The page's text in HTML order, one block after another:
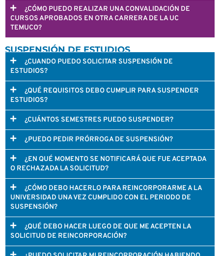
¿CÓMO PUEDO REALIZAR UNA CONVALIDACIÓN DE
CURSOS APROBADOS EN OTRA CARRERA DE LA UC
TEMUCO?
SUSPENSIÓN DE ESTUDIOS
¿CUANDO PUEDO SOLICITAR SUSPENSIÓN DE
ESTUDIOS?
¿QUÉ REQUISITOS DEBO CUMPLIR PARA SUSPENDER
ESTUDIOS?
¿CUÁNTOS SEMESTRES PUEDO SUSPENDER?
¿PUEDO PEDIR PRÓRROGA DE SUSPENSIÓN?
¿EN QUÉ MOMENTO SE NOTIFICARÁ QUE FUE ACEPTADA
O RECHAZADA LA SOLICITUD?
¿CÓMO DEBO HACERLO PARA REINCORPORARME A LA
UNIVERSIDAD UNA VEZ CUMPLIDO CON EL PERIODO DE
SUSPENSIÓN?
¿QUÉ DEBO HACER LUEGO DE QUE ME ACEPTEN LA
SOLICITUD DE REINCORPORACIÓN?